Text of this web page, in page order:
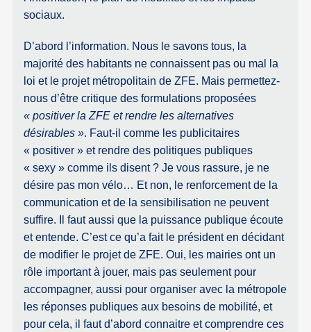
sociaux.
D’abord l’information. Nous le savons tous, la
majorité des habitants ne connaissent pas ou mal la
loi et le projet métropolitain de ZFE. Mais permettez-
nous d’être critique des formulations proposées
« positiver la ZFE et rendre les alternatives
désirables ». Faut-il comme les publicitaires
« positiver » et rendre des politiques publiques
« sexy » comme ils disent ? Je vous rassure, je ne
désire pas mon vélo… Et non, le renforcement de la
communication et de la sensibilisation ne peuvent
suffire. Il faut aussi que la puissance publique écoute
et entende. C’est ce qu’a fait le président en décidant
de modifier le projet de ZFE. Oui, les mairies ont un
rôle important à jouer, mais pas seulement pour
accompagner, aussi pour organiser avec la métropole
les réponses publiques aux besoins de mobilité, et
pour cela, il faut d’abord connaitre et comprendre ces